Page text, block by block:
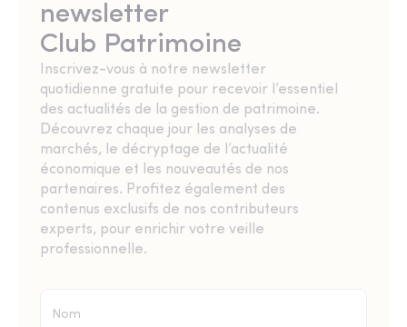
newsletter
Club Patrimoine
Inscrivez-vous à notre newsletter
quotidienne gratuite pour recevoir l’essentiel
des actualités de la gestion de patrimoine.
Découvrez chaque jour les analyses de
marchés, le décryptage de l’actualité
économique et les nouveautés de nos
partenaires. Profitez également des
contenus exclusifs de nos contributeurs
experts, pour enrichir votre veille
professionnelle.